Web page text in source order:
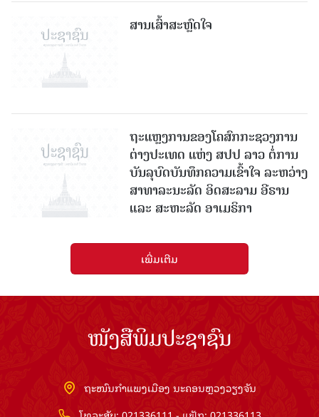
ສານເສົ້າສະຫຼົດໃຈ
ຖະແຫຼງການຂອງໂຄສົກກະຊວງການ
ຕ່າງປະເທດ ແຫ່ງ ສປປ ລາວ ຕໍ່ການ
ບັນລຸບົດບັນທຶກຄວາມເຂົ້າໃຈ ລະຫວ່າງ
ສາທາລະນະລັດ ອິດສະລາມ ອີຣານ
ແລະ ສະຫະລັດ ອາເມຣິກາ
ເພີ່ມເຕີມ
ໜັງສືພິມປະຊາຊົນ
ຖະໜົນກຳແພງເມືອງ ນະຄອນຫຼວງວຽງຈັນ